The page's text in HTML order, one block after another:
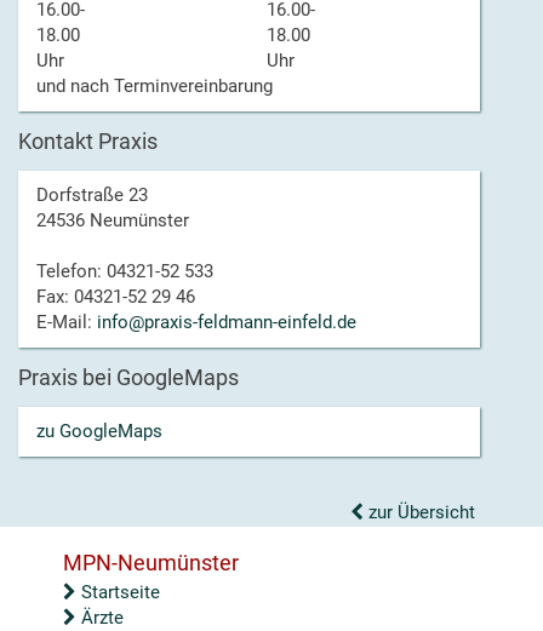
16.00-
18.00
Uhr
16.00-
18.00
Uhr
und nach Terminvereinbarung
Kontakt Praxis
Dorfstraße 23
24536 Neumünster
Telefon: 04321-52 533
Fax: 04321-52 29 46
E-Mail: info@praxis-feldmann-einfeld.de
Praxis bei GoogleMaps
zu GoogleMaps
zur Übersicht
MPN-Neumünster
Startseite
Ärzte